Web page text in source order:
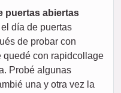
puertas abiertas
día de puertas
de probar con
quedé con rapidcollage
Probé algunas
una y otra vez la